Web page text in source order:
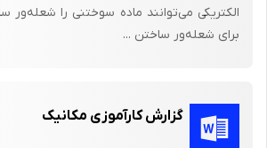
توجه : در موقع بستن کپه به شاتون باید
در صورتیکه شماره های فوق الذکر روی کپه
باشد بایستی به وسیله سوهان سه گوش ،
الکتریکی می‌توانند ماده سوختنی را شعله‌ور
برای شعله‌ور ساختن ...
گزارش کارآموزی مکانیک